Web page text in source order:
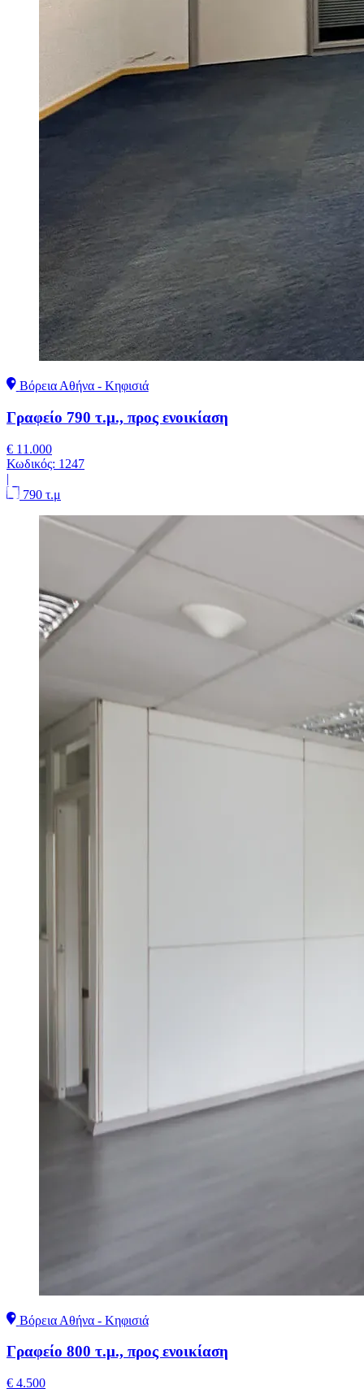
Βόρεια Αθήνα - Κηφισιά
Γραφείο 790 τ.μ., προς ενοικίαση
€ 11.000
Κωδικός: 1247
|
790 τ.μ
Βόρεια Αθήνα - Κηφισιά
Γραφείο 800 τ.μ., προς ενοικίαση
€ 4.500